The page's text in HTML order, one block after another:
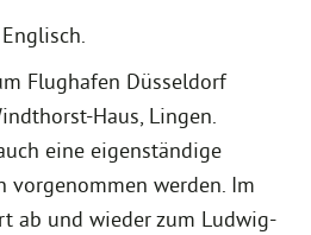
Flughafen Düsseldorf
Haus, Lingen.
eine eigenständige
vorgenommen werden. Im
ab und wieder zum Ludwig-